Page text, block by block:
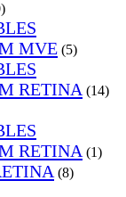
MVE (5)
RETINA (14)
RETINA (1)
(8)